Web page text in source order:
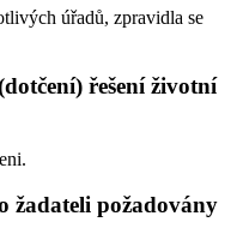
úřadů, zpravidla se
řešení životní
žadateli požadovány